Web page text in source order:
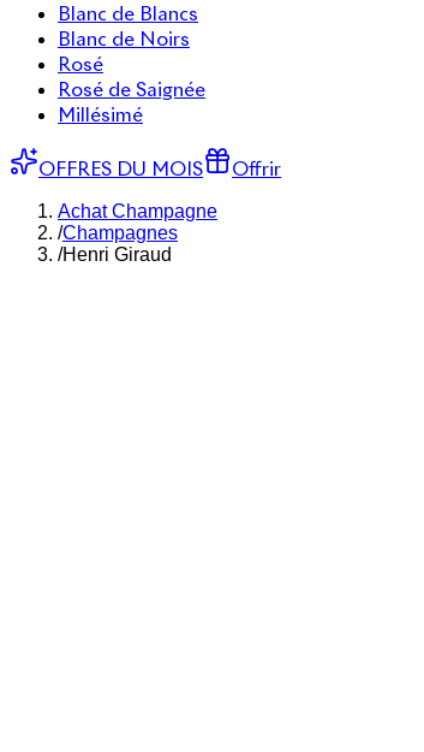
Blanc de Blancs
Blanc de Noirs
Rosé
Rosé de Saignée
Millésimé
OFFRES DU MOIS Offrir
Achat Champagne
/Champagnes
/Henri Giraud